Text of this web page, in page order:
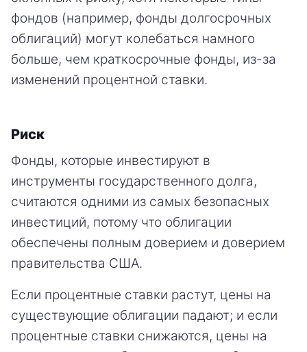
фондов (например, фонды долгосрочных
облигаций) могут колебаться намного
больше, чем краткосрочные фонды, из-за
изменений процентной ставки.
Риск
Фонды, которые инвестируют в
инструменты государственного долга,
считаются одними из самых безопасных
инвестиций, потому что облигации
обеспечены полным доверием и доверием
правительства США.
Если процентные ставки растут, цены на
существующие облигации падают; и если
процентные ставки снижаются, цены на